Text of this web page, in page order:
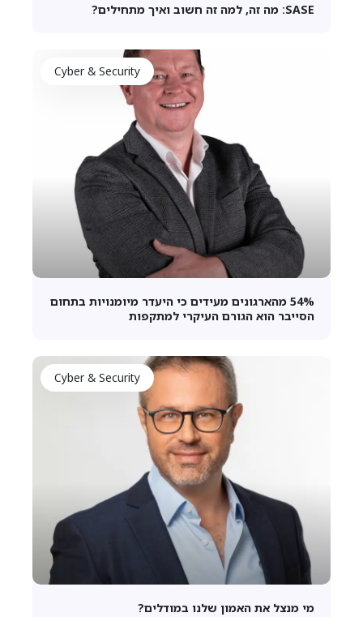
SASE: מה זה, למה זה חשוב ואיך מתחילים?
Cyber & Security
54% מהארגונים מעידים כי היעדר מיומנויות בתחום
הסייבר הוא הגורם העיקרי למתקפות
Cyber & Security
מי מנצל את האמון שלנו במודלים?